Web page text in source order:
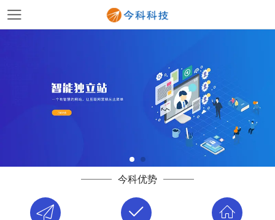
今科优势